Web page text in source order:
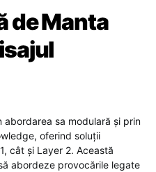
de Manta
sa modulară și prin
oferind soluții
cât și Layer 2. Această
abordeze provocările legate